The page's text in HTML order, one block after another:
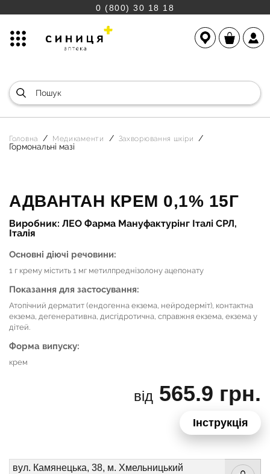
0 (800) 30 18 18
Головна Медикаменти Захворювання шкіри
Гормональні мазі
АДВАНТАН КРЕМ 0,1% 15Г
Виробник: ЛЕО Фарма Мануфактурінг Італі СРЛ,
Італія
Основні діючі речовини:
1 г крему містить 1 мг метилпреднізолону ацепонату
Показання для застосування:
Атопічний дерматит (ендогенна екзема, нейродерміт), контактна
екзема, дегенеративна, дисгідротична, справжня екзема, екзема у
дітей.
Форма випуску:
крем
від 565.9 грн.
Інструкція
вул. Камянецька, 38, м. Хмельницький